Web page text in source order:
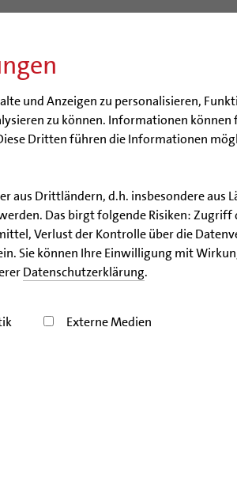
und Anzeigen zu personalisieren,
zu können. Informationen können
Dritten führen die Informationen
aus Drittländern, d.h. insbesondere aus
Das birgt folgende Risiken:
Verlust der Kontrolle über die
Sie können Ihre Einwilligung mit
Datenschutzerklärung.
Externe Medien
BISTUM BERATUNG